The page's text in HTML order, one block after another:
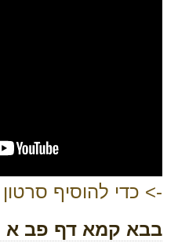
-> כדי להוסיף
בבא קמא דף פב א